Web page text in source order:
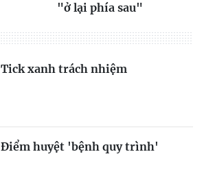
"ở lại phía sau"
Tick xanh trách nhiệm
Điểm huyệt 'bệnh quy trình'